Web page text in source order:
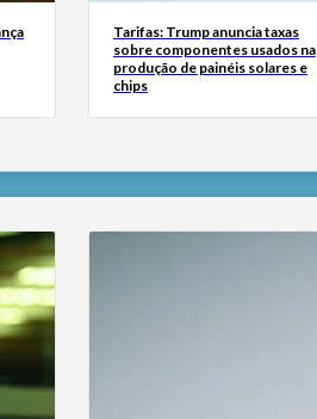
Tarifas: Trump anuncia taxas
sobre componentes usados na
produção de painéis solares e
chips